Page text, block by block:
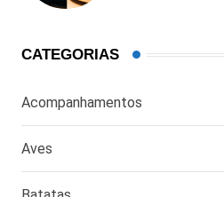
CATEGORIAS
Acompanhamentos
Aves